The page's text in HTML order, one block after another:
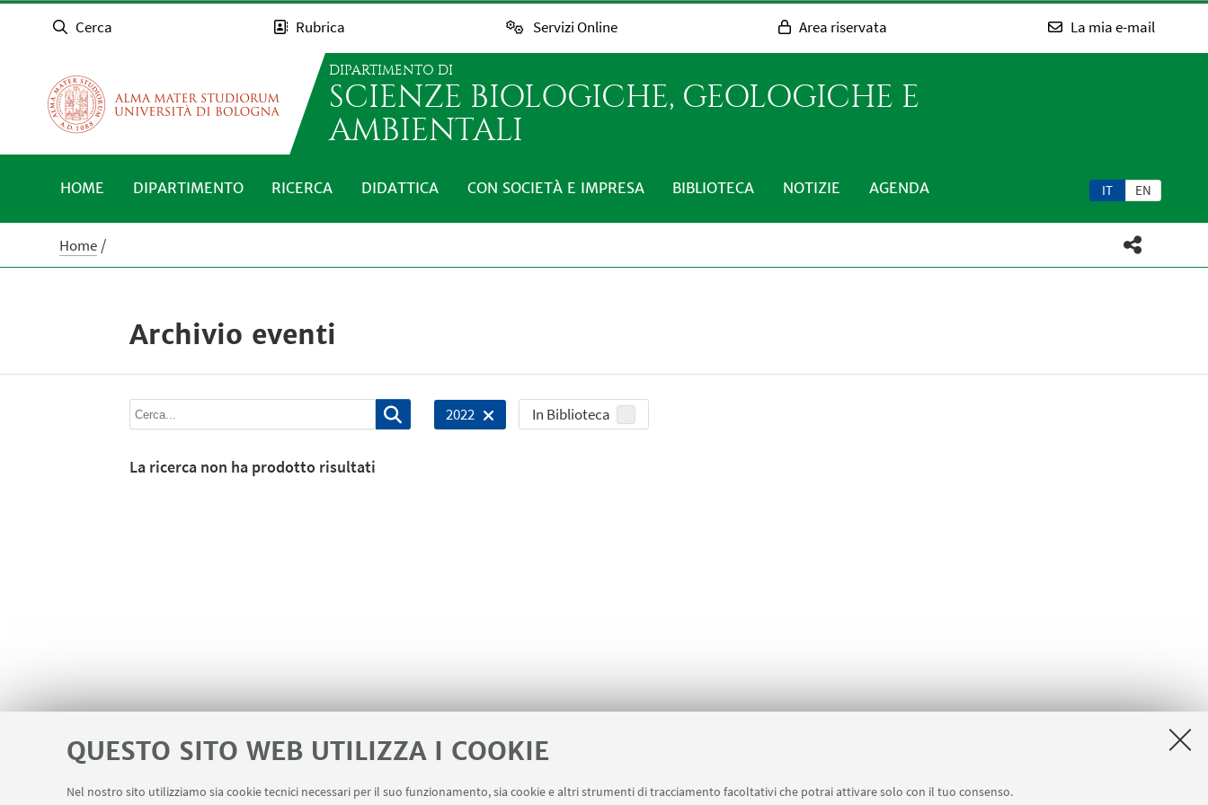
QUESTO SITO WEB UTILIZZA I COOKIE
Nel nostro sito utilizziamo sia cookie tecnici necessari per il suo funzionamento, sia cookie e altri strumenti di tracciamento facoltativi che potrai attivare solo con il tuo consenso.
Cerca Rubrica Servizi Online Area riservata La mia e-mail
DIPARTIMENTO DI
SCIENZE BIOLOGICHE, GEOLOGICHE E
AMBIENTALI
IT EN
HOME DIPARTIMENTO RICERCA DIDATTICA CON SOCIETÀ E IMPRESA BIBLIOTECA NOTIZIE AGENDA
Home
Archivio eventi
2022 In Biblioteca
La ricerca non ha prodotto risultati